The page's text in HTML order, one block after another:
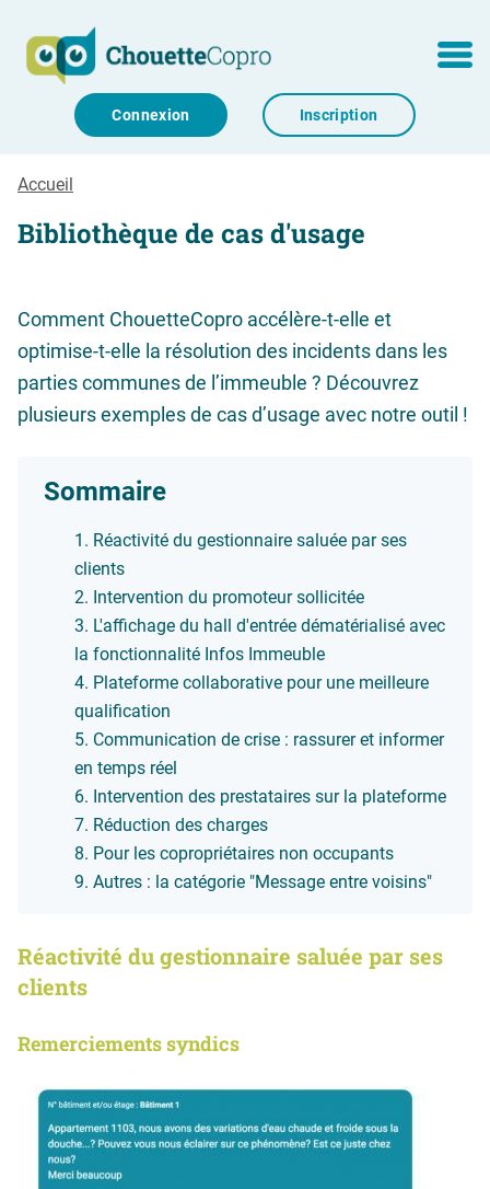
MENU
Connexion Inscription
Accueil
Bibliothèque de cas d'usage
Comment ChouetteCopro accélère-t-elle et
optimise-t-elle la résolution des incidents dans les
parties communes de l’immeuble ? Découvrez
plusieurs exemples de cas d’usage avec notre outil !
Sommaire
Réactivité du gestionnaire saluée par ses
clients
Intervention du promoteur sollicitée
L'affichage du hall d'entrée dématérialisé avec
la fonctionnalité Infos Immeuble
Plateforme collaborative pour une meilleure
qualification
Communication de crise : rassurer et informer
en temps réel
Intervention des prestataires sur la plateforme
Réduction des charges
Pour les copropriétaires non occupants
Autres : la catégorie "Message entre voisins"
Réactivité du gestionnaire saluée par ses
clients
Remerciements syndics